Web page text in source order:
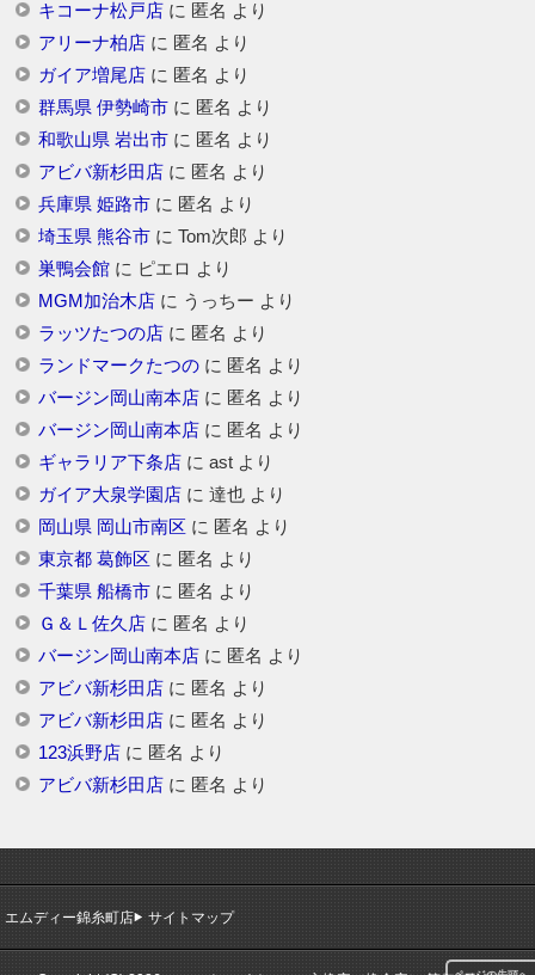
キコーナ松戸店に 匿名 より
アリーナ柏店に 匿名 より
ガイア増尾店に 匿名 より
群馬県 伊勢崎市に 匿名 より
和歌山県 岩出市に 匿名 より
アビバ新杉田店に 匿名 より
兵庫県 姫路市に 匿名 より
埼玉県 熊谷市に Tom次郎 より
巣鴨会館に ピエロ より
MGM加治木店に うっちー より
ラッツたつの店に 匿名 より
ランドマークたつのに 匿名 より
バージン岡山南本店に 匿名 より
バージン岡山南本店に 匿名 より
ギャラリア下条店に astより
ガイア大泉学園店に 達也より
岡山県 岡山市南区 に 匿名 より
東京都 葛飾区 に 匿名 より
千葉県 船橋市に 匿名 より
Ｇ＆Ｌ佐久店に 匿名 より
バージン岡山南本店に 匿名 より
アビバ新杉田店に 匿名 より
アビバ新杉田店に 匿名 より
123浜野店に 匿名 より
アビバ新杉田店に 匿名 より
エムディー錦糸町店 サイトマップ